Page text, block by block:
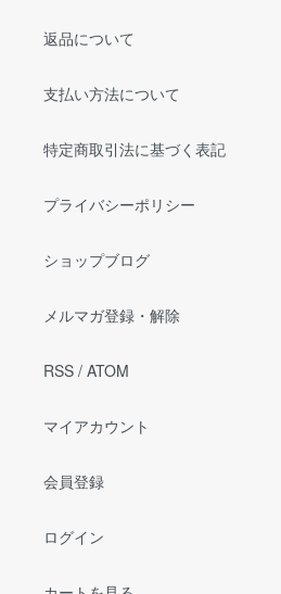
返品について
支払い方法について
特定商取引法に基づく表記
プライバシーポリシー
ショップブログ
メルマガ登録・解除
RSS / ATOM
マイアカウント
会員登録
ログイン